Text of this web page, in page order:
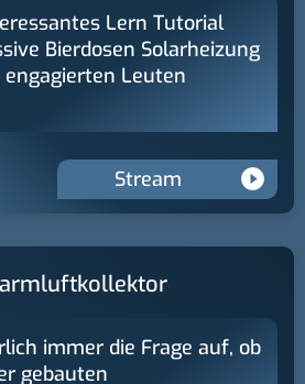
Lern Tutorial
Bierdosen Solarheizung
Leuten
Stream
immer die Frage auf, ob
gebauten